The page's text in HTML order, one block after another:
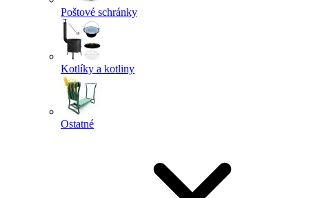
Poštové schránky
Kotlíky a kotliny
Ostatné